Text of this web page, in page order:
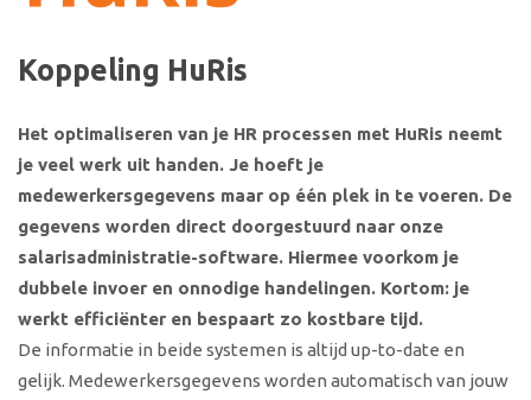
Koppeling HuRis
Het optimaliseren van je HR processen met HuRis neemt
je veel werk uit handen. Je hoeft je
medewerkersgegevens maar op één plek in te voeren. De
gegevens worden direct doorgestuurd naar onze
salarisadministratie-software. Hiermee voorkom je
dubbele invoer en onnodige handelingen. Kortom: je
werkt efficiënter en bespaart zo kostbare tijd.
De informatie in beide systemen is altijd up-to-date en
gelijk. Medewerkersgegevens worden automatisch van jouw